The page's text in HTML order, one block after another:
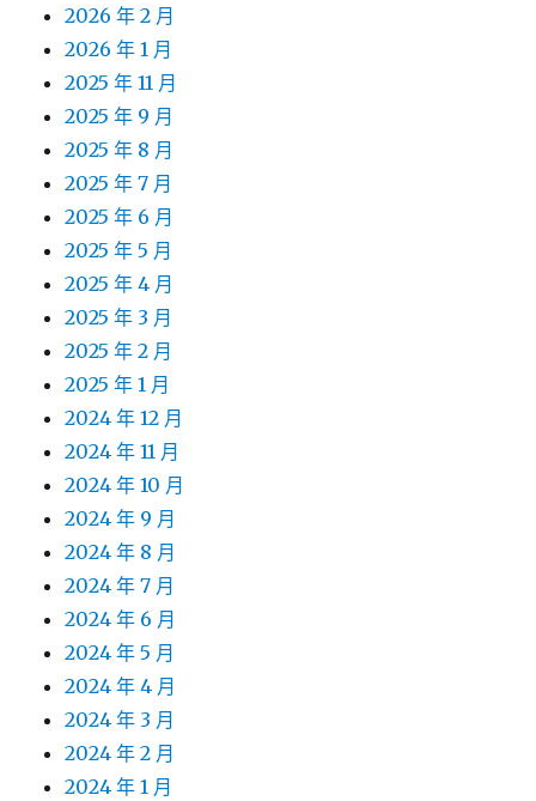
2026 年 2 月
2026 年 1 月
2025 年 11 月
2025 年 9 月
2025 年 8 月
2025 年 7 月
2025 年 6 月
2025 年 5 月
2025 年 4 月
2025 年 3 月
2025 年 2 月
2025 年 1 月
2024 年 12 月
2024 年 11 月
2024 年 10 月
2024 年 9 月
2024 年 8 月
2024 年 7 月
2024 年 6 月
2024 年 5 月
2024 年 4 月
2024 年 3 月
2024 年 2 月
2024 年 1 月